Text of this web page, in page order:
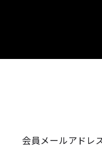
会員メールアドレ